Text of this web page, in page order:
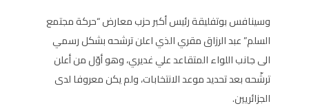
وسينافس بوتفليقة رئيس أكبر حزب معارض “حركة مجتمع
السلم” عبد الرزاق مقري الذي اعلن ترشحه بشكل رسمي
الى جانب اللواء المتقاعد علي غديري، وهو أوّل من أعلن
ترشّحه بعد تحديد موعد الانتخابات، ولم يكن معروفا لدى
الجزائريين.